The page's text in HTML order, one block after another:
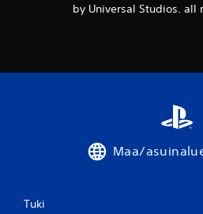
by Universal Studios. all
Maa/
Tuki